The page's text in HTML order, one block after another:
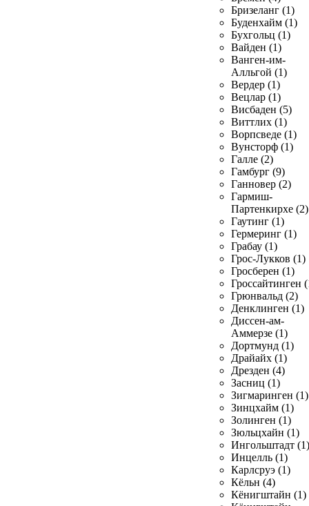
Бризеланг (1)
Буденхайм (1)
Бухгольц (1)
Вайден (1)
Ванген-им-
Алльгой (1)
Вердер (1)
Вецлар (1)
Висбаден (5)
Виттлих (1)
Ворпсведе (1)
Вунсторф (1)
Галле (2)
Гамбург (9)
Ганновер (2)
Гармиш-
Партенкирхе (2)
Гаутинг (1)
Гермеринг (1)
Грабау (1)
Грос-Лукков (1)
Гросберен (1)
Гроссайтинген
Грюнвальд (2)
Денклинген (1)
Диссен-ам-
Аммерзе (1)
Дортмунд (1)
Драйайх (1)
Дрезден (4)
Засниц (1)
Зигмаринген (1)
Зинцхайм (1)
Золинген (1)
Зюльцхайн (1)
Ингольштадт (1)
Инцелль (1)
Карлсруэ (1)
Кёльн (4)
Кёнигштайн (1)